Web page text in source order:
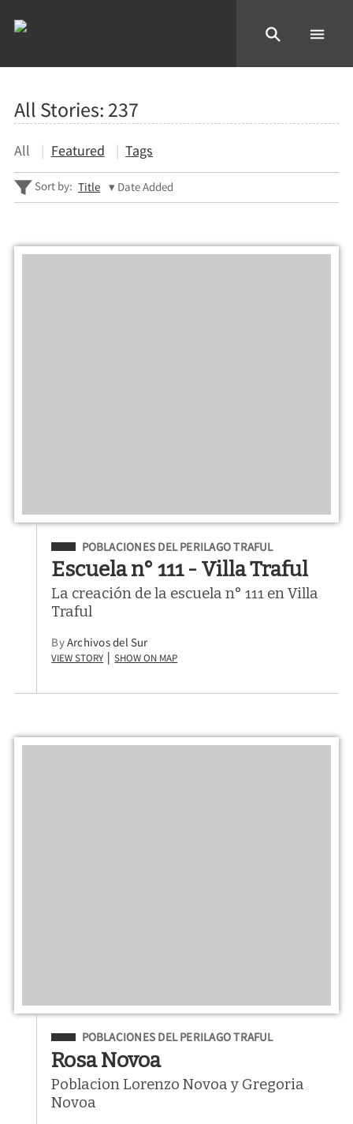
All Stories: 237
All Featured Tags
Sort by: Title Date Added
Filed Under
POBLACIONES DEL PERILAGO TRAFUL
Escuela n° 111 - Villa Traful
La creación de la escuela n° 111 en Villa
Traful
ByArchivos del Sur
View Story | Show on Map
Filed Under
POBLACIONES DEL PERILAGO TRAFUL
Rosa Novoa
Poblacion Lorenzo Novoa y Gregoria
Novoa